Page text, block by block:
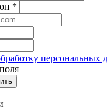
*
персональных